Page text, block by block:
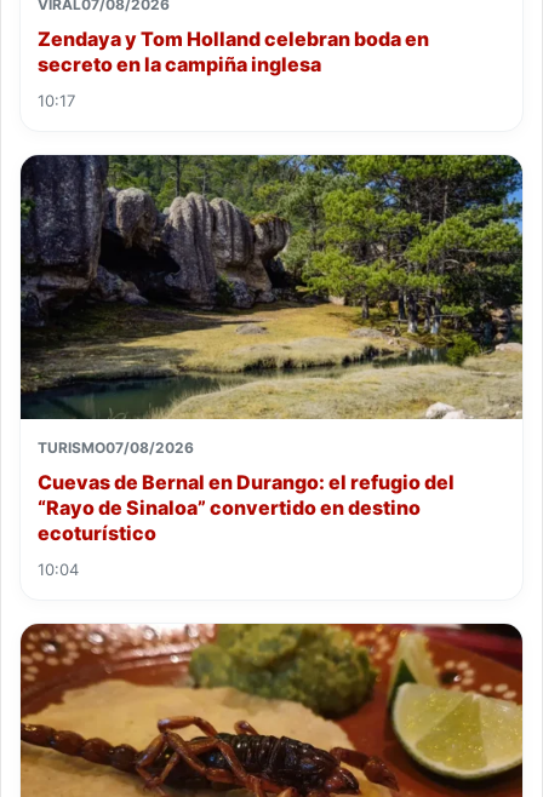
VIRAL07/08/2026
Zendaya y Tom Holland celebran boda en
secreto en la campiña inglesa
10:17
TURISMO07/08/2026
Cuevas de Bernal en Durango: el refugio del
“Rayo de Sinaloa” convertido en destino
ecoturístico
10:04